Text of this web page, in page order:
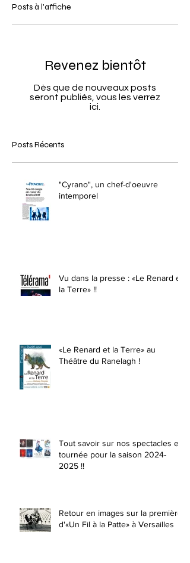
Posts à l'affiche
Revenez bientôt
Dès que de nouveaux posts
seront publiés, vous les verrez
ici.
Posts Récents
"Cyrano", un chef-d'oeuvre
intemporel
Vu dans la presse : «Le Renard et
la Terre» !!
«Le Renard et la Terre» au
Théâtre du Ranelagh !
Tout savoir sur nos spectacles en
tournée pour la saison 2024-
2025 !!
Retour en images sur la première
d'«Un Fil à la Patte» à Versailles